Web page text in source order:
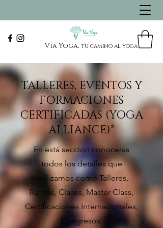
Vía Yoga, tu camino al yoga
TALLERES, EVENTOS Y
FORMACIONES
CERTIFICADAS (YOGA
ALLIANCE)*
En está sección conocerás
todos los detalles que
realizamos como Talleres,
Retiros, Clases, Master Class,
Certificaciones Internacionales,
Congresos.